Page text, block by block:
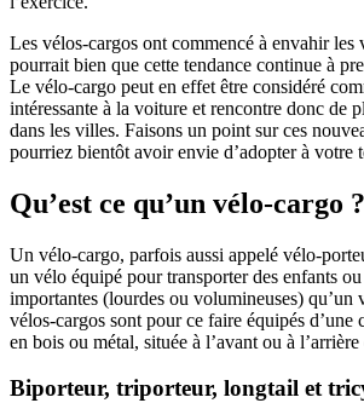
Les vélos-cargos ont commencé à envahir
pourrait bien que cette tendance continue à
Le vélo-cargo peut en effet être considéré
intéressante à la voiture et rencontre donc de
dans les villes. Faisons un point sur ces
pourriez bientôt avoir envie d’adopter à votre
Qu’est ce qu’un vélo-cargo ?
Un vélo-cargo, parfois aussi appelé vélo-
un vélo équipé pour transporter des enfants
importantes (lourdes ou volumineuses) qu’un
vélos-cargos sont pour ce faire équipés d’une
en bois ou métal, située à l’avant ou à
Biporteur, triporteur, longtail et